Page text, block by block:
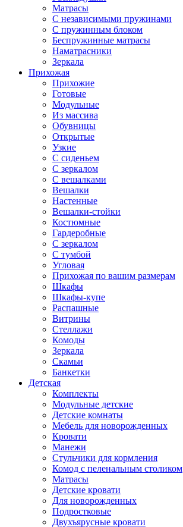
Матрасы
С независимыми пружинами
С пружинным блоком
Беспружинные матрасы
Наматрасники
Зеркала
Прихожая
Прихожие
Готовые
Модульные
Из массива
Обувницы
Открытые
Узкие
С сиденьем
С зеркалом
С вешалками
Вешалки
Настенные
Вешалки-стойки
Костюмные
Гардеробные
С зеркалом
С тумбой
Угловая
Прихожая по вашим размерам
Шкафы
Шкафы-купе
Распашные
Витрины
Стеллажи
Комоды
Зеркала
Скамьи
Банкетки
Детская
Комплекты
Модульные детские
Детские комнаты
Мебель для новорожденных
Кровати
Манежи
Стульчики для кормления
Комод с пеленальным столиком
Матрасы
Детские кровати
Для новорожденных
Подростковые
Двухъярусные кровати